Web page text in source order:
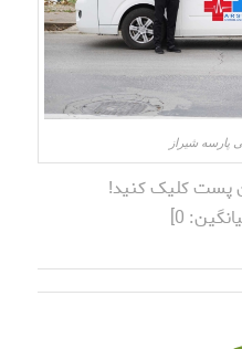
شیراز
پست کلیک کنید!
0
]